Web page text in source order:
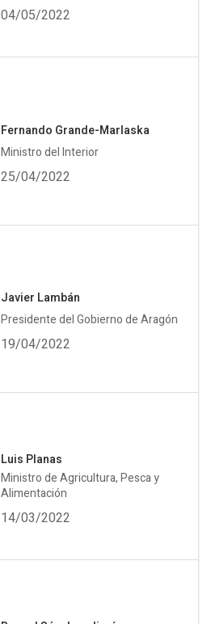
04/05/2022
Fernando Grande-Marlaska
Ministro del Interior
25/04/2022
Javier Lambán
Presidente del Gobierno de Aragón
19/04/2022
Luis Planas
Ministro de Agricultura, Pesca y
Alimentación
14/03/2022